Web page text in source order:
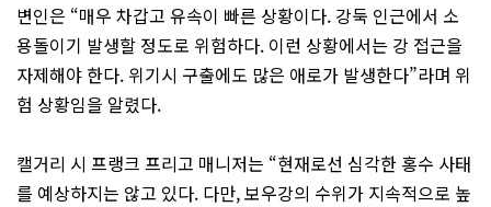
변인은 “매우 차갑고 유속이 빠른 상황이다. 강둑 인근에서 소
용돌이기 발생할 정도로 위험하다. 이런 상황에서는 강 접근을
자제해야 한다. 위기시 구출에도 많은 애로가 발생한다”라며 위
험 상황임을 알렸다.
캘거리 시 프랭크 프리고 매니저는 “현재로선 심각한 홍수 사태
를 예상하지는 않고 있다. 다만, 보우강의 수위가 지속적으로 높